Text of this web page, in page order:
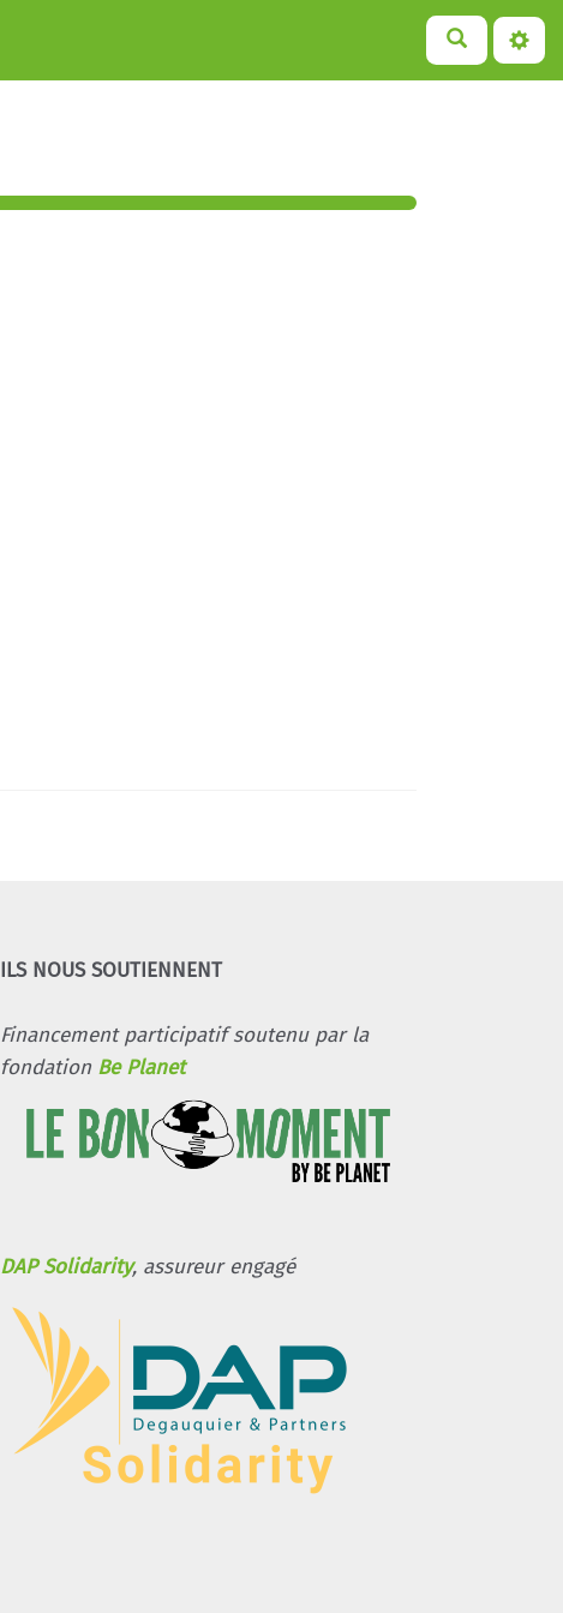
ILS NOUS SOUTIENNENT
Financement participatif soutenu par la
fondation Be Planet
DAP Solidarity, assureur engagé